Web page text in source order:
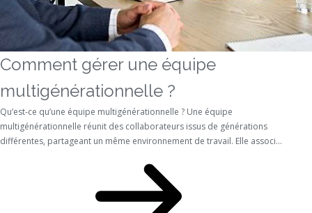
Comment gérer une équipe
multigénérationnelle ?
Qu’est-ce qu’une équipe multigénérationnelle ? Une équipe
multigénérationnelle réunit des collaborateurs issus de générations
différentes, partageant un même environnement de travail. Elle associ...